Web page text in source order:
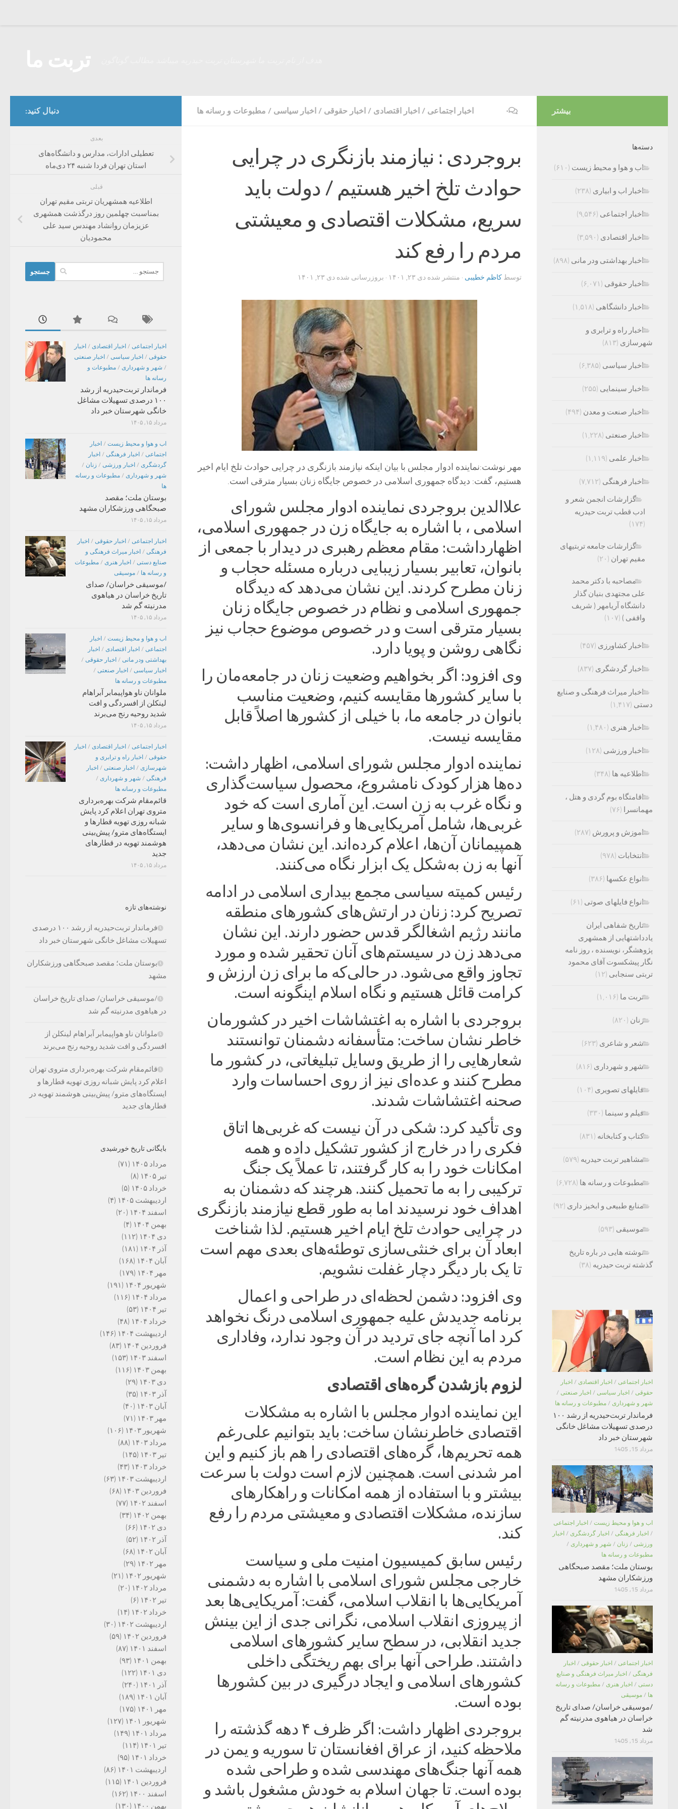
اخبار اجتماعی / اخبار اقتصادی / اخبار حقوقی / اخبار سیاسی / مطبوعات و رسانه ها ۰
بروجردی :​​ نیازمند بازنگری در چرایی
حوادث تلخ اخیر هستیم / دولت باید
سریع، مشکلات اقتصادی و معیشتی
مردم را رفع کند
توسط کاظم خطیبی · منتشر شده دی ۲۳, ۱۴۰۱ · بروزرسانی شده دی ۲۳, ۱۴۰۱
مهر نوشت:نماینده ادوار مجلس با بیان اینکه نیازمند بازنگری در چرایی حوادث تلخ ایام اخیر
هستیم، گفت: دیدگاه جمهوری اسلامی در خصوص جایگاه زنان بسیار مترقی است.
علاالدین بروجردی نماینده ادوار مجلس شورای
اسلامی ، با اشاره به جایگاه زن در جمهوری اسلامی،
اظهارداشت: مقام معظم رهبری در دیدار با جمعی از
بانوان، تعابیر بسیار زیبایی درباره مسئله حجاب و
زنان مطرح کردند. این نشان می‌دهد که دیدگاه
جمهوری اسلامی و نظام در خصوص جایگاه زنان
بسیار مترقی است و در خصوص موضوع حجاب نیز
نگاهی روشن و پویا دارد.
وی افزود: اگر بخواهیم وضعیت زنان در جامعه‌مان را
با سایر کشورها مقایسه کنیم، وضعیت مناسب
بانوان در جامعه ما، با خیلی از کشورها اصلاً قابل
مقایسه نیست.
نماینده ادوار مجلس شورای اسلامی، اظهار داشت:
ده‌ها هزار کودک نامشروع، محصول سیاست‌گذاری
و نگاه غرب به زن است. این آماری است که خود
غربی‌ها، شامل آمریکایی‌ها و فرانسوی‌ها و سایر
همپیمانان آن‌ها، اعلام کرده‌اند. این نشان می‌دهد،
آنها به زن به‌شکل یک ابزار نگاه می‌کنند.
رئیس کمیته سیاسی مجمع بیداری اسلامی در ادامه
تصریح کرد: زنان در ارتش‌های کشورهای منطقه
مانند رژیم اشغالگر قدس حضور دارند. این نشان
می‌دهد زن در سیستم‌های آنان تحقیر شده و مورد
تجاوز واقع می‌شود. در حالی‌که ما برای زن ارزش و
کرامت قائل هستیم و نگاه اسلام اینگونه است.
بروجردی با اشاره به اغتشاشات اخیر در کشورمان
خاطر نشان ساخت: متأسفانه دشمنان توانستند
شعارهایی را از طریق وسایل تبلیغاتی، در کشور ما
مطرح کنند و عده‌ای نیز از روی احساسات وارد
صحنه اغتشاشات شدند.
وی تأکید کرد: شکی در آن نیست که غربی‌ها اتاق
فکری را در خارج از کشور تشکیل داده و همه
امکانات خود را به کار گرفتند، تا عملاً یک جنگ
ترکیبی را به ما تحمیل کنند. هرچند که دشمنان به
اهداف خود نرسیدند اما به طور قطع نیازمند بازنگری
در چرایی حوادث تلخ ایام اخیر هستیم. لذا شناخت
ابعاد آن برای خنثی‌سازی توطئه‌های بعدی مهم است
تا یک بار دیگر دچار غفلت نشویم.
وی افزود: دشمن لحظه‌ای در طراحی و اعمال
برنامه جدیدش علیه جمهوری اسلامی درنگ نخواهد
کرد اما آنچه جای تردید در آن وجود ندارد، وفاداری
مردم به این نظام است.
لزوم بازشدن گره‌های اقتصادی
این نماینده ادوار مجلس با اشاره به مشکلات
اقتصادی خاطرنشان ساخت: باید بتوانیم علی‌رغم
همه تحریم‌ها، گره‌های اقتصادی را هم باز کنیم و این
امر شدنی است. همچنین لازم است دولت با سرعت
بیشتر و با استفاده از همه امکانات و راهکارهای
سازنده، مشکلات اقتصادی و معیشتی مردم را رفع
کند.
رئیس سابق کمیسیون امنیت ملی و سیاست
خارجی مجلس شورای اسلامی با اشاره به دشمنی
آمریکایی‌ها با انقلاب اسلامی، گفت: آمریکایی‌ها بعد
از پیروزی انقلاب اسلامی، نگرانی جدی از این بینش
جدید انقلابی، در سطح سایر کشورهای اسلامی
داشتند. طراحی آنها برای بهم ریختگی داخلی
کشورهای اسلامی و ایجاد درگیری در بین کشورها
بوده است.
بروجردی اظهار داشت: اگر ظرف ۴ دهه گذشته را
ملاحظه کنید، از عراق افغانستان تا سوریه و یمن در
همه آنها جنگ‌های مهندسی شده و طراحی شده
بوده است. تا جهان اسلام به خودش مشغول باشد و
دنبال کنید:
بعدی
تعطیلی ادارات، مدارس و دانشگاه‌های
استان تهران فردا شنبه ۲۴ دی‌ماه
قبلی
اطلاعیه همشهریان تربتی مقیم تهران
بمناسبت چهلمین روز درگذشت همشهری
عزیزمان روانشاد مهندس سید علی
محمودیان
برای:
اخبار اجتماعی / اخبار اقتصادی / اخبار
حقوقی / اخبار سیاسی / اخبار صنعتی
/ شهر و شهرداری / مطبوعات و
رسانه ها
فرماندار تربت‌حیدریه از رشد
۱۰۰ درصدی تسهیلات مشاغل
خانگی شهرستان خبر داد
مرداد ۱۵, ۱۴۰۵
اب و هوا و محیط زیست / اخبار
اجتماعی / اخبار فرهنگی / اخبار
گردشگری / اخبار ورزشی / زنان /
شهر و شهرداری / مطبوعات و رسانه
ها
بوستان ملت؛ مقصد
صبحگاهی ورزشکاران مشهد
مرداد ۱۵, ۱۴۰۵
اخبار اجتماعی / اخبار حقوقی / اخبار
فرهنگی / اخبار میراث فرهنگی و
صنایع دستی / اخبار هنری / مطبوعات
و رسانه ها / موسیقی
/موسیقی خراسان/ صدای
تاریخ خراسان در هیاهوی
مدرنیته گم شد
مرداد ۱۵, ۱۴۰۵
اب و هوا و محیط زیست / اخبار
اجتماعی / اخبار اقتصادی / اخبار
بهداشتی ودر مانی / اخبار حقوقی /
اخبار سیاسی / اخبار صنعتی /
مطبوعات و رسانه ها
ملوانان ناو هواپیمابر آبراهام
لینکلن از افسردگی و افت
شدید روحیه رنج می‌برند
مرداد ۱۵, ۱۴۰۵
اخبار اجتماعی / اخبار اقتصادی / اخبار
حقوقی / اخبار راه و ترابری و
شهرسازی / اخبار صنعتی / اخبار
فرهنگی / شهر و شهرداری /
مطبوعات و رسانه ها
قائم‌مقام شرکت بهره‌برداری
متروی تهران اعلام کرد پایش
شبانه روزی تهویه قطارها و
ایستگاه‌های مترو/ پیش‌بینی
هوشمند تهویه در قطارهای
جدید
مرداد ۱۵, ۱۴۰۵
نوشته‌های تازه
فرماندار تربت‌حیدریه از رشد ۱۰۰ درصدی
تسهیلات مشاغل خانگی شهرستان خبر داد
بوستان ملت؛ مقصد صبحگاهی ورزشکاران
مشهد
/موسیقی خراسان/ صدای تاریخ خراسان
در هیاهوی مدرنیته گم شد
ملوانان ناو هواپیمابر آبراهام لینکلن از
افسردگی و افت شدید روحیه رنج می‌برند
قائم‌مقام شرکت بهره‌برداری متروی تهران
اعلام کرد پایش شبانه روزی تهویه قطارها و
ایستگاه‌های مترو/ پیش‌بینی هوشمند تهویه در
قطارهای جدید
بایگانی تاریخ خورشیدی
مرداد ۱۴۰۵
(۷۱)
تیر ۱۴۰۵
(۸)
خرداد ۱۴۰۵
(۵)
اردیبهشت ۱۴۰۵
(۴)
اسفند ۱۴۰۴
(۲۰)
بهمن ۱۴۰۴
(۴)
دی ۱۴۰۴
(۱۱۲)
آذر ۱۴۰۴
(۱۸۱)
آبان ۱۴۰۴
(۱۶۸)
مهر ۱۴۰۴
(۱۷۹)
شهریور ۱۴۰۴
(۱۹۱)
مرداد ۱۴۰۴
(۱۱۶)
تیر ۱۴۰۴
(۵۳)
خرداد ۱۴۰۴
(۴۸)
اردیبهشت ۱۴۰۴
(۱۴۶)
فروردین ۱۴۰۴
(۸۳)
اسفند ۱۴۰۳
(۱۵۳)
بهمن ۱۴۰۳
(۱۱۶)
دی ۱۴۰۳
(۲۹)
آذر ۱۴۰۳
(۳۵)
آبان ۱۴۰۳
(۴۰)
مهر ۱۴۰۳
(۷۱)
شهریور ۱۴۰۳
(۱۰۶)
مرداد ۱۴۰۳
(۸۸)
تیر ۱۴۰۳
(۱۴۵)
خرداد ۱۴۰۳
(۴۳)
اردیبهشت ۱۴۰۳
(۶۳)
فروردین ۱۴۰۳
(۶۸)
اسفند ۱۴۰۲
(۷۷)
بهمن ۱۴۰۲
(۳۴)
دی ۱۴۰۲
(۶۶)
آذر ۱۴۰۲
(۵۲)
آبان ۱۴۰۲
(۶۸)
مهر ۱۴۰۲
(۲۹)
شهریور ۱۴۰۲
(۲۱)
مرداد ۱۴۰۲
(۲۰)
تیر ۱۴۰۲
(۶)
خرداد ۱۴۰۲
(۱۴)
اردیبهشت ۱۴۰۲
(۳۰)
فروردین ۱۴۰۲
(۵۹)
اسفند ۱۴۰۱
(۸۷)
بهمن ۱۴۰۱
(۹۳)
دی ۱۴۰۱
(۱۲۲)
آذر ۱۴۰۱
(۲۴۰)
آبان ۱۴۰۱
(۱۸۹)
مهر ۱۴۰۱
(۱۷۵)
شهریور ۱۴۰۱
(۱۲۷)
مرداد ۱۴۰۱
(۱۴۹)
تیر ۱۴۰۱
(۱۱۴)
خرداد ۱۴۰۱
(۹۵)
اردیبهشت ۱۴۰۱
(۸۶)
فروردین ۱۴۰۱
(۱۱۵)
اسفند ۱۴۰۰
(۱۶۲)
بهمن ۱۴۰۰
(۱۳۰)
بیشتر
دسته‌ها
اب و هوا و محیط زیست (۶۱۰)
اخبار اب و ابیاری (۲۳۸)
اخبار اجتماعی (۹,۵۴۶)
اخبار اقتصادی (۳,۵۹۰)
اخبار بهداشتی ودر مانی (۸۹۸)
اخبار حقوقی (۶,۰۷۱)
اخبار دانشگاهی (۱,۵۱۸)
اخبار راه و ترابری و
شهرسازی (۸۱۳)
اخبار سیاسی (۶,۳۸۵)
اخبار سینمایی (۲۵۵)
اخبار صنعت و معدن (۴۹۴)
اخبار صنعتی (۱,۲۲۸)
اخبار علمی (۱,۱۱۹)
اخبار فرهنگی (۷,۷۱۲)
گزارشات انجمن شعر و
ادب قطب تربت حیدریه
(۱۷۴)
گزارشات جامعه تربتیهای
مقیم تهران (۲۰)
مصاحبه با دکتر محمد
علی مجتهدی بنیان گذار
دانشگاه آریامهر ( شریف
واقفی ) (۱۰۷)
اخبار کشاورزی (۴۵۷)
اخبار گردشگری (۸۳۷)
اخبار میراث فرهنگی و صنایع
دستی (۱,۴۱۷)
اخبار هنری (۱,۴۸۰)
اخبار ورزشی (۱۲۸)
اطلاعیه ها (۳۴۸)
اقامتگاه بوم گردی و هتل ،
مهمانسرا (۷۶)
اموزش و پرورش (۲۸۷)
انتخابات (۹۷۸)
انواع عکسها (۳۸۶)
انواع فایلهای صوتی (۶۱)
تاریخ شفاهی ایران
یادداشتهایی از همشهری
پژوهشگر، نویسنده ، روز نامه
نگار پیشکسوت آقای محمود
تربتی سنجابی (۱۲)
تربت ما (۱,۰۱۶)
زنان (۸۲۰)
شعر و شاعری (۶۲۳)
شهر و شهرداری (۸۱۶)
فایلهای تصویری (۱۰۴)
فیلم و سینما (۳۳۰)
کتاب و کتابخانه (۸۳۱)
مشاهیر تربت حیدریه (۵۷۹)
مطبوعات و رسانه ها (۶,۷۲۸)
منابع طبیعی و ابخیز داری (۹۲)
موسیقی (۵۹۳)
نوشته هایی در باره تاریخ
گذشته تربت حیدریه (۳۸)
اخبار اجتماعی / اخبار اقتصادی / اخبار
حقوقی / اخبار سیاسی / اخبار صنعتی /
شهر و شهرداری / مطبوعات و رسانه ها
فرماندار تربت‌حیدریه از رشد ۱۰۰
درصدی تسهیلات مشاغل خانگی
شهرستان خبر داد
مرداد 15, 1405
اب و هوا و محیط زیست / اخبار اجتماعی
/ اخبار فرهنگی / اخبار گردشگری / اخبار
ورزشی / زنان / شهر و شهرداری /
مطبوعات و رسانه ها
بوستان ملت؛ مقصد صبحگاهی
ورزشکاران مشهد
مرداد 15, 1405
اخبار اجتماعی / اخبار حقوقی / اخبار
فرهنگی / اخبار میراث فرهنگی و صنایع
دستی / اخبار هنری / مطبوعات و رسانه
ها / موسیقی
/موسیقی خراسان/ صدای تاریخ
خراسان در هیاهوی مدرنیته گم
شد
مرداد 15, 1405